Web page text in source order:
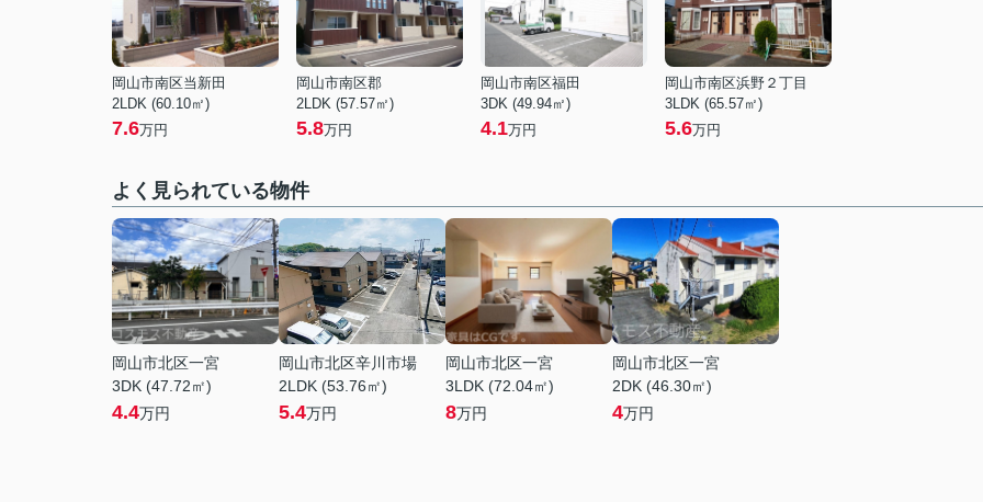
岡山市南区当新田
2LDK (60.10㎡)
7.6万円
岡山市南区郡
2LDK (57.57㎡)
5.8万円
岡山市南区福田
3DK (49.94㎡)
4.1万円
岡山市南区浜野２丁目
3LDK (65.57㎡)
5.6万円
よく見られている物件
岡山市北区一宮
3DK (47.72㎡)
4.4万円
岡山市北区辛川市場
2LDK (53.76㎡)
5.4万円
岡山市北区一宮
3LDK (72.04㎡)
8万円
岡山市北区一宮
2DK (46.30㎡)
4万円